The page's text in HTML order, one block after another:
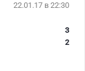
22.01.17 в 22:30
3
2